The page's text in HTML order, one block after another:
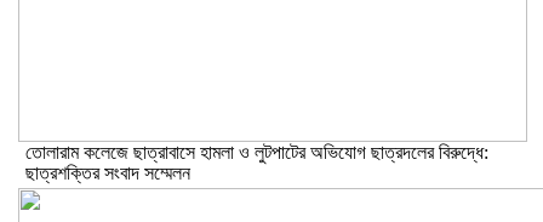
তোলারাম কলেজে ছাত্রাবাসে হামলা ও লুটপাটের অভিযোগ ছাত্রদলের বিরুদ্ধে:
ছাত্রশক্তির সংবাদ সম্মেলন